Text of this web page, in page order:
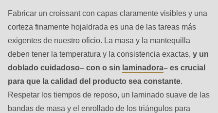
Fabricar un croissant con capas claramente visibles y una
corteza finamente hojaldrada es una de las tareas más
exigentes de nuestro oficio. La masa y la mantequilla
deben tener la temperatura y la consistencia exactas, y un
doblado cuidadoso– con o sin laminadora– es crucial
para que la calidad del producto sea constante.
Respetar los tiempos de reposo, un laminado suave de las
bandas de masa y el enrollado de los triángulos para